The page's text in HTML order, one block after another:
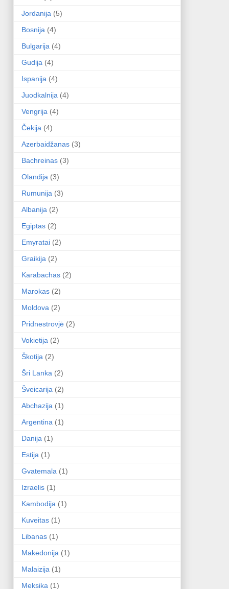
Jordanija (5)
Bosnija (4)
Bulgarija (4)
Gudija (4)
Ispanija (4)
Juodkalnija (4)
Vengrija (4)
Čekija (4)
Azerbaidžanas (3)
Bachreinas (3)
Olandija (3)
Rumunija (3)
Albanija (2)
Egiptas (2)
Emyratai (2)
Graikija (2)
Karabachas (2)
Marokas (2)
Moldova (2)
Pridnestrovjė (2)
Vokietija (2)
Škotija (2)
Šri Lanka (2)
Šveicarija (2)
Abchazija (1)
Argentina (1)
Danija (1)
Estija (1)
Gvatemala (1)
Izraelis (1)
Kambodija (1)
Kuveitas (1)
Libanas (1)
Makedonija (1)
Malaizija (1)
Meksika (1)